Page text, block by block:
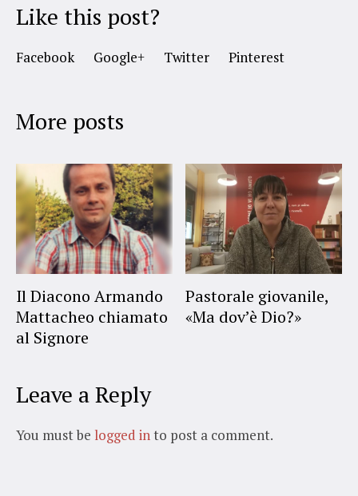
Like this post?
Facebook Google+ Twitter Pinterest
More posts
Il Diacono Armando
Mattacheo chiamato
al Signore
Pastorale giovanile,
«Ma dov’è Dio?»
Leave a Reply
You must be logged into post a comment.